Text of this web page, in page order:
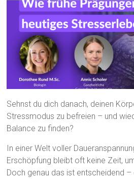
Sehnst du dich danach, deinen
Stressmodus zu befreien – und
Balance zu finden?
In einer Welt voller
Erschöpfung bleibt oft keine Zeit,
Doch genau das ist entscheidend